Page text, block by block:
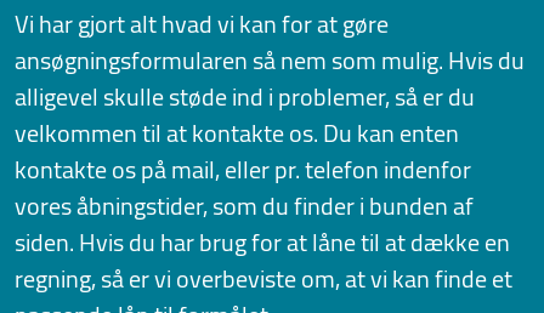
Vi har gjort alt hvad vi kan for at gøre
ansøgningsformularen så nem som mulig. Hvis du
alligevel skulle støde ind i problemer, så er du
velkommen til at kontakte os. Du kan enten
kontakte os på mail, eller pr. telefon indenfor
vores åbningstider, som du finder i bunden af
siden. Hvis du har brug for at låne til at dække en
regning, så er vi overbeviste om, at vi kan finde et